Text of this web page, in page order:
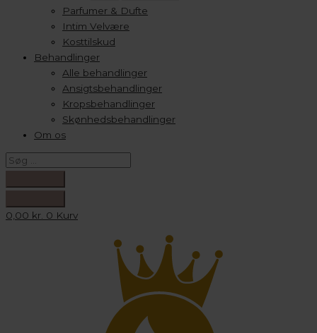
Parfumer & Dufte
Intim Velvære
Kosttilskud
Behandlinger
Alle behandlinger
Ansigtsbehandlinger
Kropsbehandlinger
Skønhedsbehandlinger
Om os
0,00 kr. 0 Kurv